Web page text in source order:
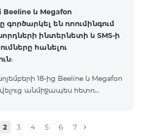
ինտերնետ, 2000
ցանցեր, ԱՄՆ, Կանադա, ՌԴ
500 SMS, 200 ՄԲ
ալիք։ «BeFree 5000 unlimit»
ամսավճարը կազմում է
կդադարի գ
և Megafon
են ռոումինգում
ինտերնետի և SMS-ի
հանելու
18-ից Beeline և Megafon
անմիջապես հետո
հաջողությամբ անցնելուց հետո
2 3 4 5 6 7